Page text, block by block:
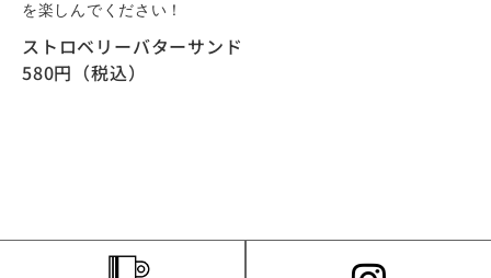
を楽しんでください！
ストロベリーバターサンド
580円（税込）